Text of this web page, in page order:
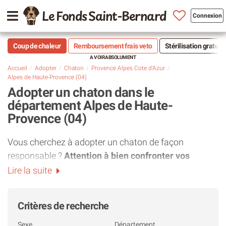
Le Fonds Saint-Bernard Connexion
Coup de chaleur Remboursement frais veto Stérilisation
Accueil Adopter Chaton
Provence Alpes Cote d'Azur
Alpes de Haute-Provence (04)
Adopter un chaton dans le
département Alpes de Haute-
Provence (04)
Vous cherchez à adopter un chaton de façon
responsable ?Attention à bien confronter vos
attentes à la réalité.
association du département Alpes de Haute-
Provence (04) est finalement assez rare et requiert
Lire la suite
Critères de recherche
Sexe Département